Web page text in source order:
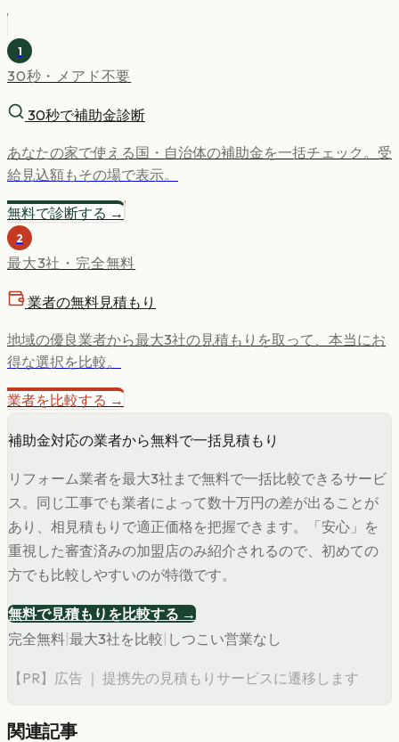
1
30秒・メアド不要
30秒で補助金診断
あなたの家で使える国・自治体の補助金を一括チェック。受
給見込額もその場で表示。
無料で診断する →
2
最大3社・完全無料
業者の無料見積もり
地域の優良業者から最大3社の見積もりを取って、本当にお
得な選択を比較。
業者を比較する →
補助金対応の業者から無料で一括見積もり
リフォーム業者を最大3社まで無料で一括比較できるサービ
ス。同じ工事でも業者によって数十万円の差が出ることが
あり、相見積もりで適正価格を把握できます。「安心」を
重視した審査済みの加盟店のみ紹介されるので、初めての
方でも比較しやすいのが特徴です。
無料で見積もりを比較する →
完全無料 最大3社を比較 しつこい営業なし
【PR】広告 ｜ 提携先の見積もりサービスに遷移します
関連記事